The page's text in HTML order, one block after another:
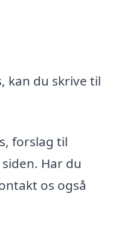
kan du skrive til
forslag til
Har du
os også